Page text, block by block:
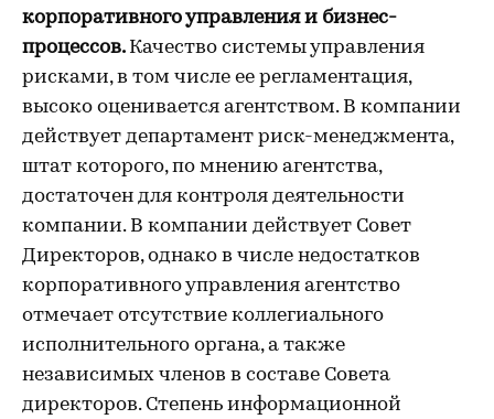
корпоративного управления и бизнес-
процессов. Качество системы управления
рисками, в том числе ее регламентация,
высоко оценивается агентством. В компании
действует департамент риск-менеджмента,
штат которого, по мнению агентства,
достаточен для контроля деятельности
компании. В компании действует Совет
Директоров, однако в числе недостатков
корпоративного управления агентство
отмечает отсутствие коллегиального
исполнительного органа, а также
независимых членов в составе Совета
директоров. Степень информационной